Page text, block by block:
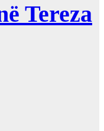
Tereza